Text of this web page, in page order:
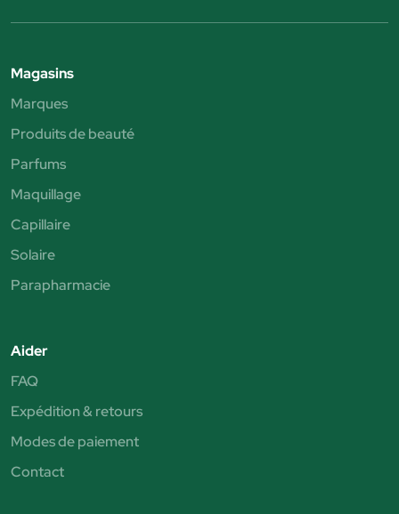
Magasins
Marques
Produits de beauté
Parfums
Maquillage
Capillaire
Solaire
Parapharmacie
Aider
FAQ
Expédition & retours
Modes de paiement
Contact